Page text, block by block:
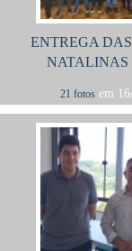
ENTREGA
NATALINAS
21 fotos em